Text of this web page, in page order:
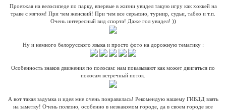
Проезжая на велосипеде по парку, впервые в жизни увидел такую игру как хоккей на
траве с мячом! При чем женский! При чем все серьезно, турнир, судьи, табло и т.п.
Очень интересный вид спорта! Даже гол увидел! ))
Ну и немного белорусского языка и просто фото на дорожную тематику :
Особенность знаков движения по полосам: нам показывают как может двигаться по
полосам встречный поток.
А вот такая задумка и идея мне очень понравилась! Рекомендую нашему ГИБДД взять
на заметку! Очень полезно, особенно в незнакомом городе, да в своем городе все